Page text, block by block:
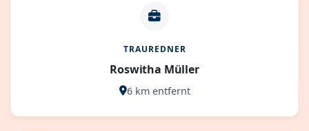
TRAUREDNER
Roswitha Müller
6 km entfernt